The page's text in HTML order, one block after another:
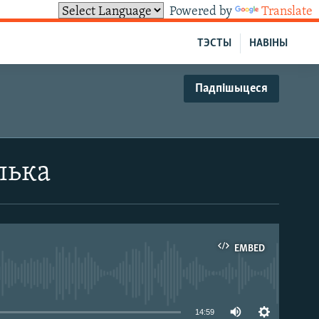
Powered by Translate
НАВІНЫ
ТЭСТЫ
Падпішыцеся
EMBED
14:59